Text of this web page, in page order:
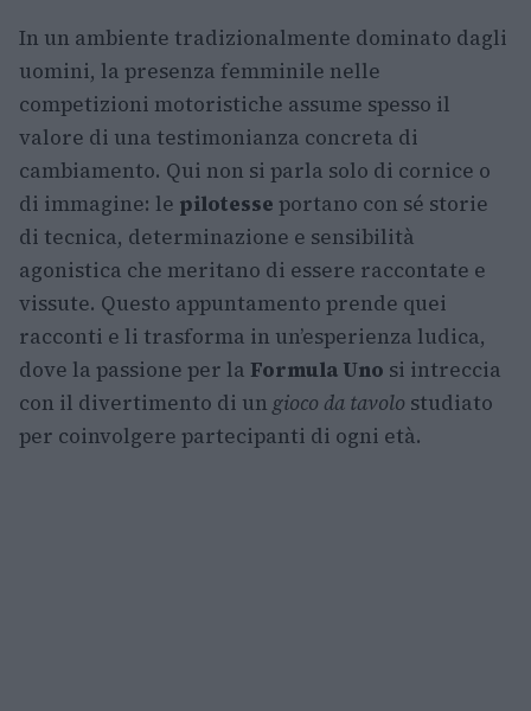
In un ambiente tradizionalmente dominato dagli
uomini, la presenza femminile nelle
competizioni motoristiche assume spesso il
valore di una testimonianza concreta di
cambiamento. Qui non si parla solo di cornice o
di immagine: le pilotesse portano con sé storie
di tecnica, determinazione e sensibilità
agonistica che meritano di essere raccontate e
vissute. Questo appuntamento prende quei
racconti e li trasforma in un’esperienza ludica,
dove la passione per la Formula Uno si intreccia
con il divertimento di un gioco da tavolo studiato
per coinvolgere partecipanti di ogni età.